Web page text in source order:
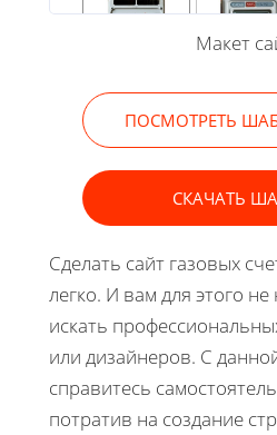
Макет
ПОСМОТРЕТЬ
СКАЧАТЬ
Сделать сайт газовых
легко. И вам для этого не
искать
или дизайнеров. С
справитесь
потратив на создание